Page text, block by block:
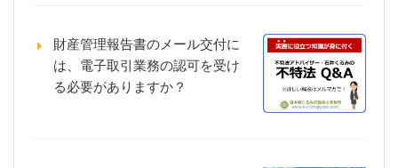
財産管理報告書のメール交付に
は、電子取引業務の認可を受け
る必要がありますか？